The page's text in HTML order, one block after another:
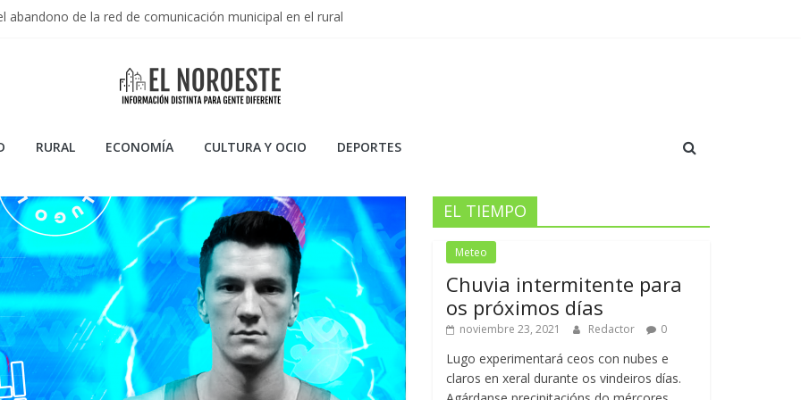
abandono de la red de comunicación municipal en el rural
la Temporada 2023/2024 de CB Breogán en la ACB
Artificiales: Usos, Ventajas y Peligros
RURAL ECONOMÍA CULTURA Y OCIO DEPORTES
EL TIEMPO
Meteo
Chuvia intermitente para
os próximos días
noviembre 23, 2021 Redactor 0
Lugo experimentará ceos con nubes e
claros en xeral durante os vindeiros días.